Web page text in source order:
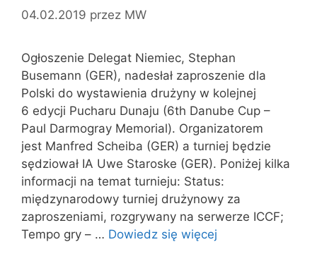
04.02.2019 przez MW
Ogłoszenie Delegat Niemiec, Stephan
Busemann (GER), nadesłał zaproszenie dla
Polski do wystawienia drużyny w kolejnej
6 edycji Pucharu Dunaju (6th Danube Cup –
Paul Darmogray Memorial). Organizatorem
jest Manfred Scheiba (GER) a turniej będzie
sędziował IA Uwe Staroske (GER). Poniżej kilka
informacji na temat turnieju: Status:
międzynarodowy turniej drużynowy za
zaproszeniami, rozgrywany na serwerze ICCF;
Tempo gry – … Dowiedz się więcej